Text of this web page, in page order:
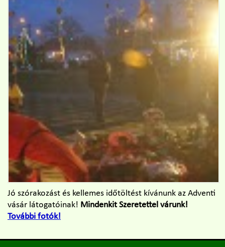
Jó szórakozást és kellemes időtöltést kívánunk az Adventi
vásár látogatóinak! Mindenkit Szeretettel várunk!
További fotók!